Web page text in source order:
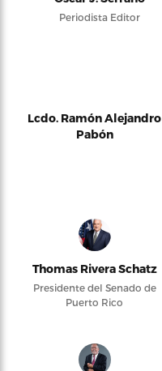
Periodista Editor
Lcdo. Ramón Alejandro
Pabón
Thomas Rivera Schatz
Presidente del Senado de
Puerto Rico